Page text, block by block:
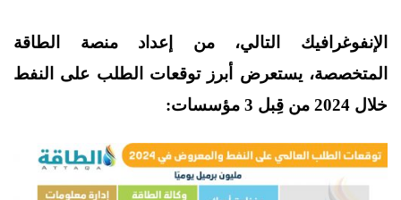
الإنفوغرافيك التالي، من إعداد منصة الطاقة
المتخصصة، يستعرض أبرز توقعات الطلب على النفط
خلال 2024 من قِبل 3 مؤسسات: